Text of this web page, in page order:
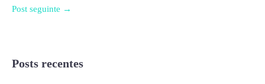
Post seguinte →
Posts recentes